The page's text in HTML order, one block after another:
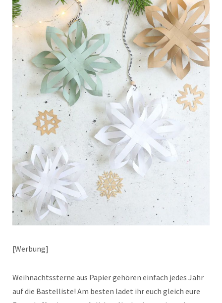
[Werbung]
Weihnachtssterne aus Papier gehören einfach jedes Jahr
auf die Bastelliste! Am besten ladet ihr euch gleich eure